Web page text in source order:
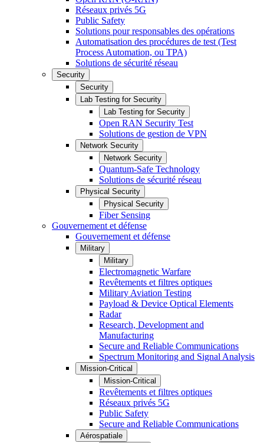
Réseaux privés 5G
Public Safety
Solutions pour responsables des opérations
Automatisation des procédures de test (Test
Process Automation, ou TPA)
Solutions de sécurité réseau
Security
Security
Lab Testing for Security
Lab Testing for Security
Open RAN Security Test
Solutions de gestion de VPN
Network Security
Network Security
Quantum-Safe Technology
Solutions de sécurité réseau
Physical Security
Physical Security
Fiber Sensing
Gouvernement et défense
Gouvernement et défense
Military
Military
Electromagnetic Warfare
Revêtements et filtres optiques
Military Aviation Testing
Payload & Device Optical Elements
Radar
Research, Development and
Manufacturing
Secure and Reliable Communications
Spectrum Monitoring and Signal Analysis
Mission-Critical
Mission-Critical
Revêtements et filtres optiques
Réseaux privés 5G
Public Safety
Secure and Reliable Communications
Aérospatiale